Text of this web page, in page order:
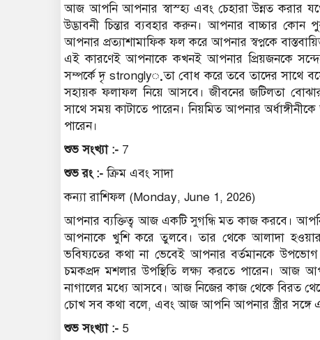
আজ আপনি আপনার স্বাস্হ্য এবং চেহারা উন্নত করার
উদ্ভাবনী চিন্তার ব্যবহার করুন। আপনার বাচ্চার কোন
আপনার প্রত্যাশামাফিক ফল করে আপনার স্বপ্নকে
এই কারণেই আপনাকে কখনই আপনার প্রিয়জনকে
সম্পর্কে দৃ strongly়তা বোধ করে তবে তাদের সাথে বসে
সহায়ক ফলাফল নিয়ে আসবে। জীবনের জটিলতা
সাথে সময় কাটাতে পারেন। নিয়মিত আপনার
পারেন।
শুভ সংখ্যা :- 7
শুভ রং :-ক্রিম এবং সাদা
কন্যা রাশিফল (Monday, June 1, 2026)
আপনার ব্যক্তিত্ব আজ একটি সুগন্ধি মত কাজ করবে।
আপনাকে খুশি করে তুলবে। তার থেকে আলাদা হওয়ার
ভবিষ্যতের কথা না ভেবেই আপনার বর্তমানকে
চমকপ্রদ মশলার উপস্থিতি লক্ষ্য করতে পারেন। আজ
নাগালের মধ্যে আসবে। আজ নিজের কাজ থেকে বিরত
চোখ সব কথা বলে, এবং আজ আপনি আপনার স্ত্রীর
শুভ সংখ্যা :- 5